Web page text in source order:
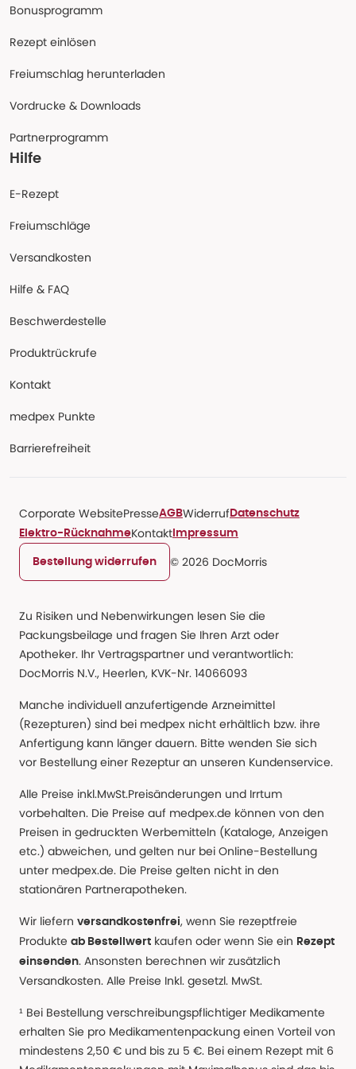
Bonusprogramm
Rezept einlösen
Freiumschlag herunterladen
Vordrucke & Downloads
Partnerprogramm
Hilfe
E-Rezept
Freiumschläge
Versandkosten
Hilfe & FAQ
Beschwerdestelle
Produktrückrufe
Kontakt
medpex Punkte
Barrierefreiheit
Corporate WebsitePresseAGBWiderruf Datenschutz
Elektro-RücknahmeKontakt Impressum
Bestellung widerrufen © 2026 DocMorris
Zu Risiken und Nebenwirkungen lesen Sie die
Packungsbeilage und fragen Sie Ihren Arzt oder
Apotheker. Ihr Vertragspartner und verantwortlich:
DocMorris N.V., Heerlen, KVK-Nr. 14066093
Manche individuell anzufertigende Arzneimittel
(Rezepturen) sind bei medpex nicht erhältlich bzw. ihre
Anfertigung kann länger dauern. Bitte wenden Sie sich
vor Bestellung einer Rezeptur an unseren Kundenservice.
Alle Preise inkl.MwSt.Preisänderungen und Irrtum
vorbehalten. Die Preise auf medpex.de können von den
Preisen in gedruckten Werbemitteln (Kataloge, Anzeigen
etc.) abweichen, und gelten nur bei Online-Bestellung
unter medpex.de. Die Preise gelten nicht in den
stationären Partnerapotheken.
Wir liefern versandkostenfrei, wenn Sie rezeptfreie
Produkte ab Bestellwert kaufen oder wenn Sie ein Rezept
einsenden. Ansonsten berechnen wir zusätzlich
Versandkosten. Alle Preise Inkl. gesetzl. MwSt.
¹ Bei Bestellung verschreibungspflichtiger Medikamente
erhalten Sie pro Medikamentenpackung einen Vorteil von
mindestens 2,50 € und bis zu 5 €. Bei einem Rezept mit 6